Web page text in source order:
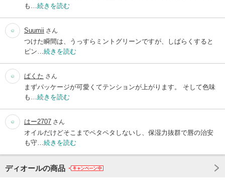
も… 続きを読む
Suumii さん
つけた瞬間は、うっすらミントグリーンですが、しばらくすると
ピン… 続きを読む
ぱくた さん
まずパッケージが可愛くてテンションが上がります。 そして色味
も… 続きを読む
はー2707 さん
オイルだけどそこまでペタペタしないし、保湿力抜群で唇の治安
も守… 続きを読む
ディオールの商品